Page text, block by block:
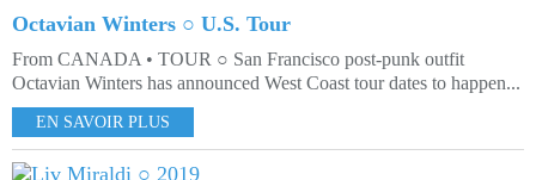
Octavian Winters ○ U.S. Tour
From CANADA • TOUR ○ San Francisco post-punk outfit
Octavian Winters has announced West Coast tour dates to happen...
EN SAVOIR PLUS